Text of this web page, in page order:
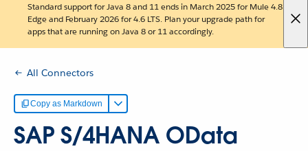
Standard support for Java 8 and 11 ends in March 2025 for Mule 4.8
Edge and February 2026 for 4.6 LTS. Plan your upgrade path for
apps that are running on Java 8 or 11 accordingly.
All Connectors
Copy as Markdown
SAP S/4HANA OData